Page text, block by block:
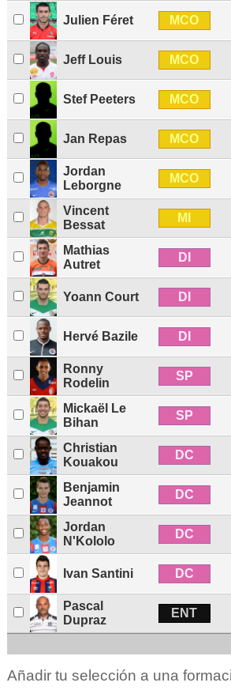
Julien Féret MCO
Jeff Louis MCO
Stef Peeters MCO
Jan Repas MCO
Jordan
Leborgne
MCO
Vincent
Bessat
MI
Mathias
Autret
DI
Yoann Court DI
Hervé Bazile DI
Ronny
Rodelin
SP
Mickaël Le
Bihan
SP
Christian
Kouakou
DC
Benjamin
Jeannot
DC
Jordan
N'Kololo
DC
Ivan Santini DC
Pascal
Dupraz
ENT
Añadir tu selección a una